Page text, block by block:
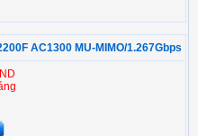
AC1300 MU-MIMO/1.267Gbps